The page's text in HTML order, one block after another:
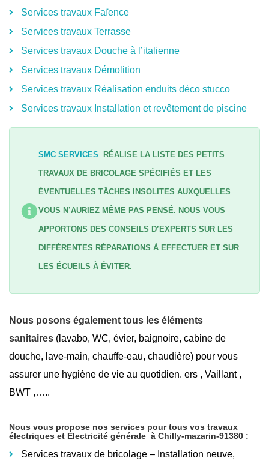
Services travaux Faïence
Services travaux Terrasse
Services travaux Douche à l’italienne
Services travaux Démolition
Services travaux Réalisation enduits déco stucco
Services travaux Installation et revêtement de piscine
SMC SERVICES RÉALISE LA LISTE DES PETITS
TRAVAUX DE BRICOLAGE SPÉCIFIÉS ET LES
ÉVENTUELLES TÂCHES INSOLITES AUXQUELLES
VOUS N’AURIEZ MÊME PAS PENSÉ. NOUS VOUS
APPORTONS DES CONSEILS D’EXPERTS SUR LES
DIFFÉRENTES RÉPARATIONS À EFFECTUER ET SUR
LES ÉCUEILS À ÉVITER.
Nous posons également tous les éléments
sanitaires (lavabo, WC, évier, baignoire, cabine de
douche, lave-main, chauffe-eau, chaudière) pour vous
assurer une hygiène de vie au quotidien. ers , Vaillant ,
BWT ,…..
Nous vous propose nos services pour tous vos travaux
électriques et Electricité générale à Chilly-mazarin-91380 :
Services travaux de bricolage – Installation neuve,